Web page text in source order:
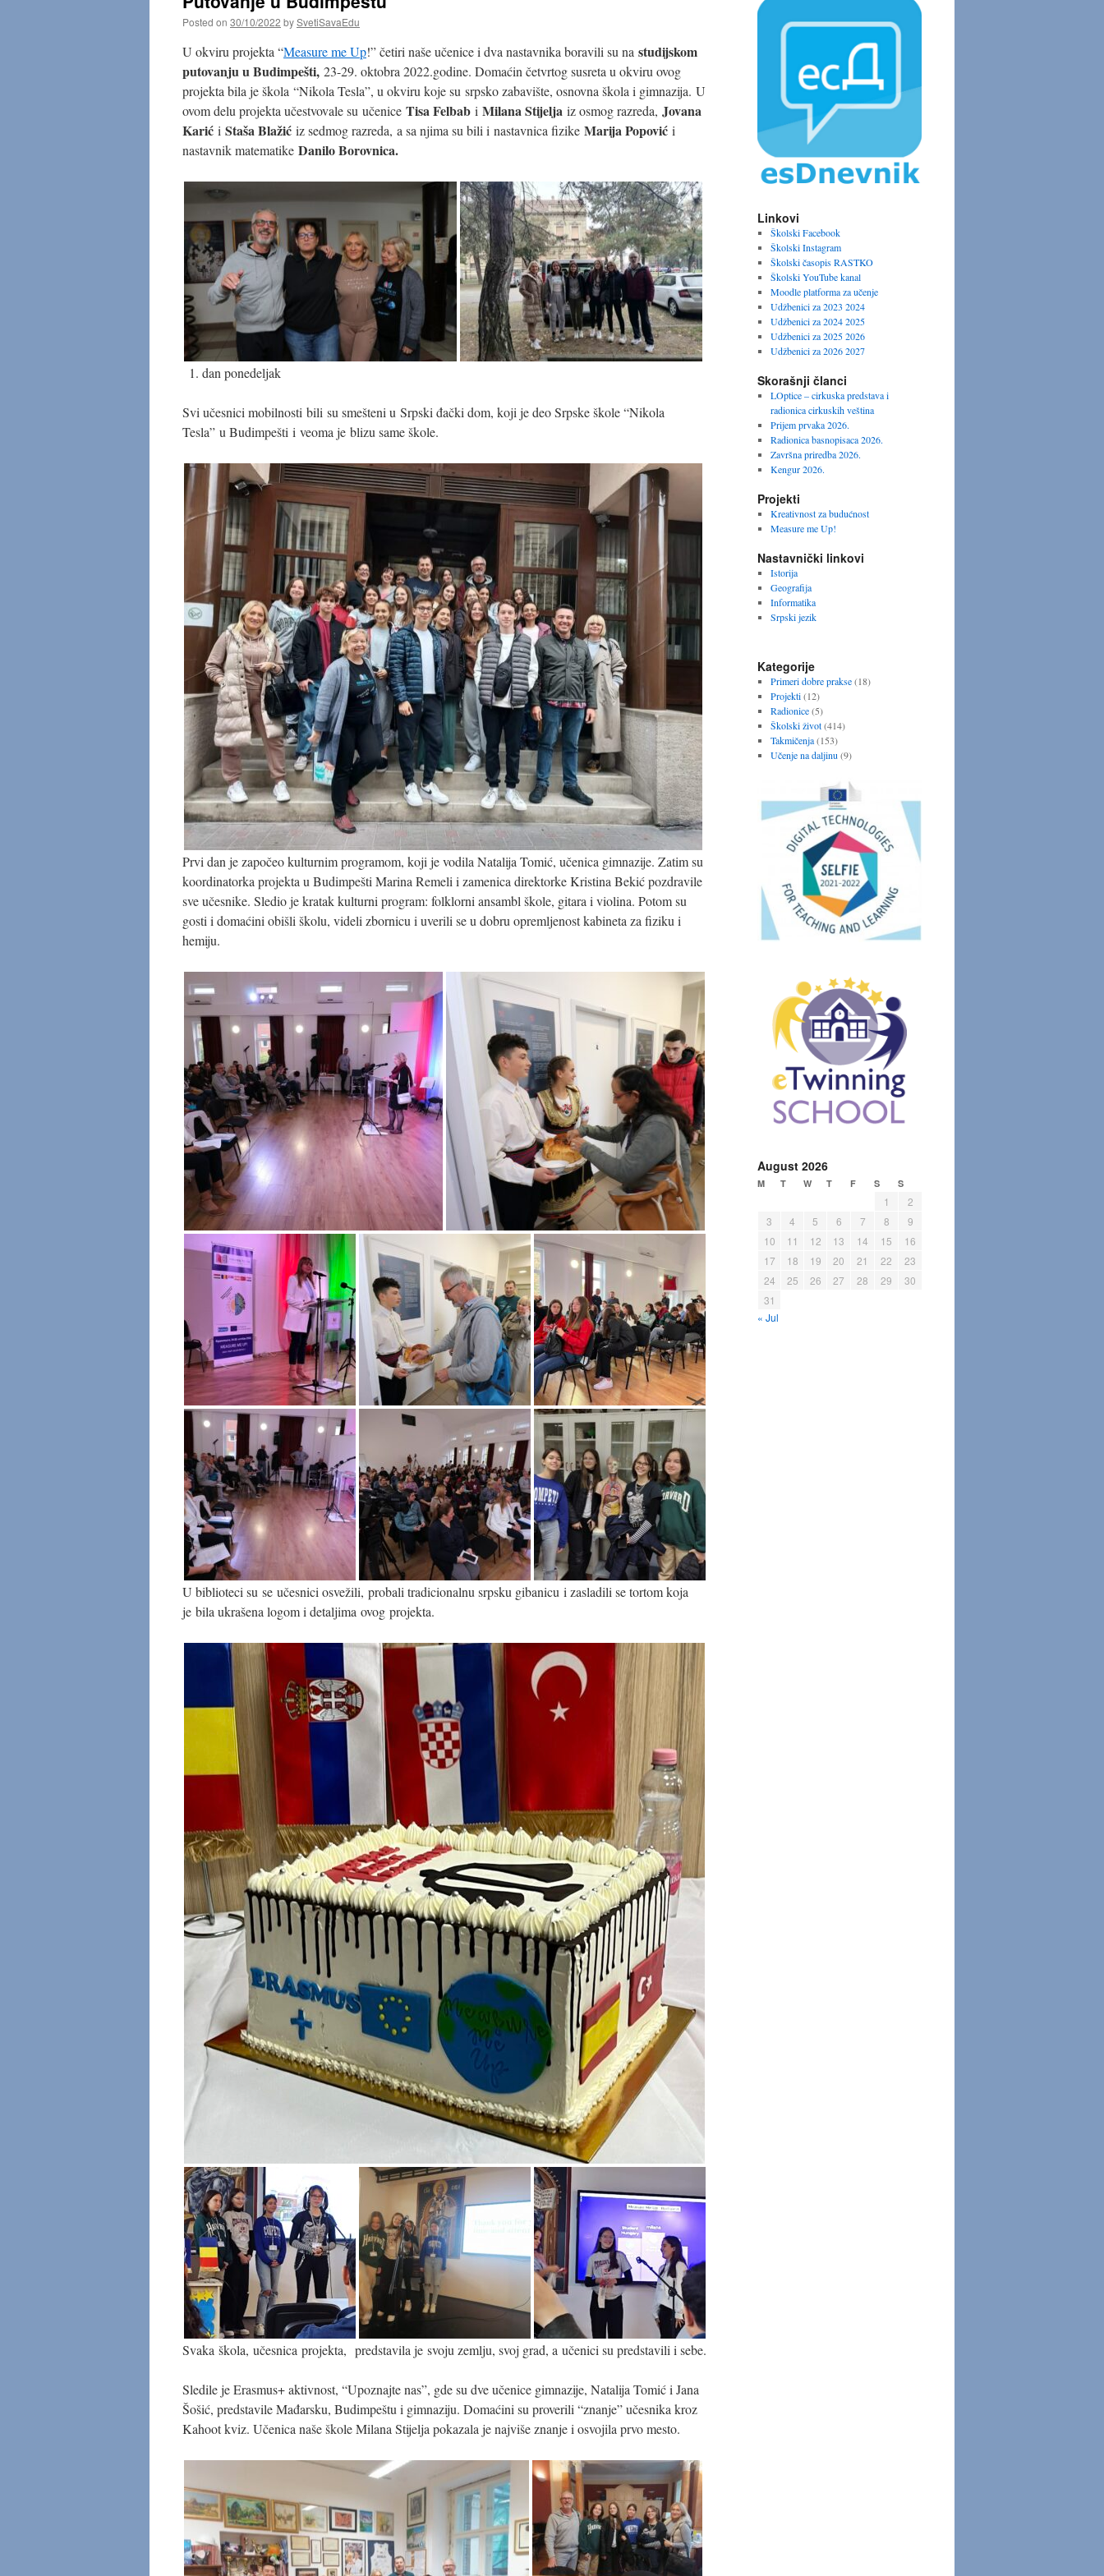
Posted on 30/10/2022 bySvetiSavaEdu
U okviru projekta “Measure me Up!” četiri naše učenice i dva nastavnika boravili su na studijskom
putovanju u Budimpešti, 23-29. oktobra 2022.godine. Domaćin četvrtog susreta u okviru ovog
projekta bila je škola “Nikola Tesla”, u okviru koje su srpsko zabavište, osnovna škola i gimnazija. U
ovom delu projekta učestvovale su učenice Tisa Felbab i Milana Stijelja iz osmog razreda, Jovana
Karić i Staša Blažić iz sedmog razreda, a sa njima su bili i nastavnica fizike Marija Popović i
nastavnik matematike Danilo Borovnica.
dan ponedeljak
Svi učesnici mobilnosti bili su smešteni u Srpski đački dom, koji je deo Srpske škole “Nikola
Tesla” u Budimpešti i veoma je blizu same škole.
Prvi dan je započeo kulturnim programom, koji je vodila Natalija Tomić, učenica gimnazije. Zatim su
koordinatorka projekta u Budimpešti Marina Remeli i zamenica direktorke Kristina Bekić pozdravile
sve učesnike. Sledio je kratak kulturni program: folklorni ansambl škole, gitara i violina. Potom su
gosti i domaćini obišli školu, videli zbornicu i uverili se u dobru opremljenost kabineta za fiziku i
hemiju.
U biblioteci su se učesnici osvežili, probali tradicionalnu srpsku gibanicu i zasladili se tortom koja
je bila ukrašena logom i detaljima ovog projekta.
Svaka škola, učesnica projekta, predstavila je svoju zemlju, svoj grad, a učenici su predstavili i sebe.
Sledile je Erasmus+ aktivnost, “Upoznajte nas”, gde su dve učenice gimnazije, Natalija Tomić i Jana
Šošić, predstavile Mađarsku, Budimpeštu i gimnaziju. Domaćini su proverili “znanje” učesnika kroz
Kahoot kviz. Učenica naše škole Milana Stijelja pokazala je najviše znanje i osvojila prvo mesto.
Linkovi
Školski Facebook
Školski Instagram
Školski časopis RASTKO
Školski YouTube kanal
Moodle platforma za učenje
Udžbenici za 2023 2024
Udžbenici za 2024 2025
Udžbenici za 2025 2026
Udžbenici za 2026 2027
Skorašnji članci
LOptice – cirkuska predstava i
radionica cirkuskih veština
Prijem prvaka 2026.
Radionica basnopisaca 2026.
Završna priredba 2026.
Kengur 2026.
Projekti
Kreativnost za budućnost
Measure me Up!
Nastavnički linkovi
Istorija
Geografija
Informatika
Srpski jezik
Kategorije
Primeri dobre prakse(18)
Projekti(12)
Radionice(5)
Školski život(414)
Takmičenja(153)
Učenje na daljinu(9)
August 2026
M T W T F S S
1
2
3
4 5 6 7 8
9
10
11 12 13 14 15
16
17
18 19 20 21 22
23
24
25 26 27 28 29
30
31
« Jul